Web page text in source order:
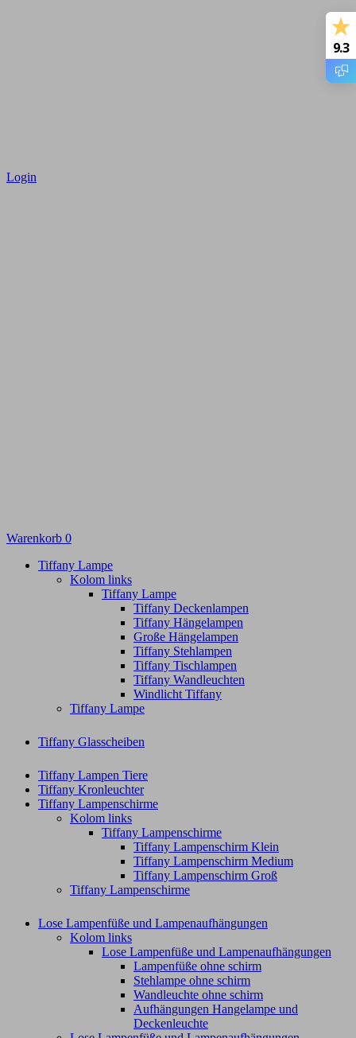
Login
Warenkorb 0
Tiffany Lampe
Kolom links
Tiffany Lampe
Tiffany Deckenlampen
Tiffany Hängelampen
Große Hängelampen
Tiffany Stehlampen
Tiffany Tischlampen
Tiffany Wandleuchten
Windlicht Tiffany
Tiffany Lampe
Tiffany Glasscheiben
Tiffany Lampen Tiere
Tiffany Kronleuchter
Tiffany Lampenschirme
Kolom links
Tiffany Lampenschirme
Tiffany Lampenschirm Klein​
Tiffany Lampenschirm Medium
Tiffany Lampenschirm Groß​
Tiffany Lampenschirme
Lose Lampenfüße und Lampenaufhängungen
Kolom links
Lose Lampenfüße und Lampenaufhängungen
Lampenfüße ohne schirm
Stehlampe ohne schirm
Wandleuchte ohne schirm
Aufhängungen Hangelampe und
Deckenleuchte
9.3